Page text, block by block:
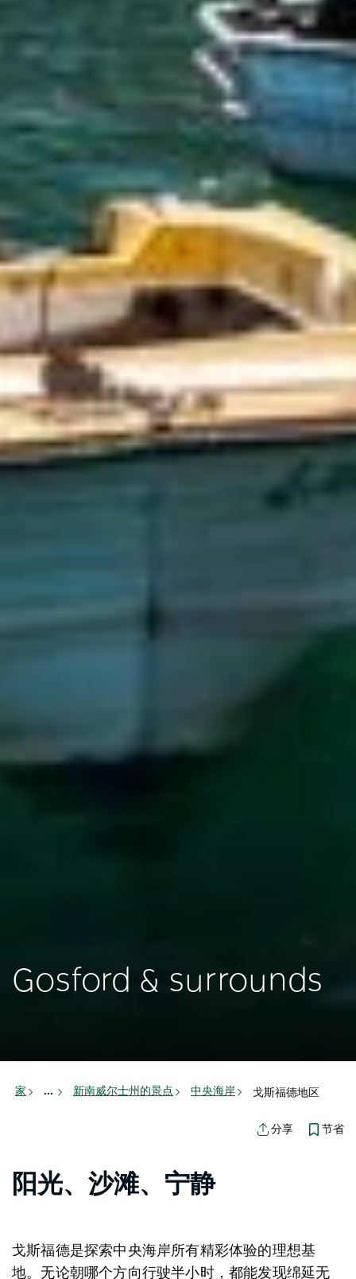
Gosford & surrounds
家 ... 新南威尔士州的景点 中央海岸 戈斯福德地区
分享 节省
阳光、沙滩、宁静
戈斯福德是探索中央海岸所有精彩体验的理想基
地。无论朝哪个方向行驶半小时，都能发现绵延无